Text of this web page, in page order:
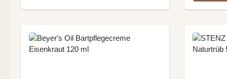
Rezeptur: eine kleine Menge reicht aus
im nostalgischen Vintage-Look mit Alu-
Schraubverschluss Inhalt: 60 ml
Balm
aus dem